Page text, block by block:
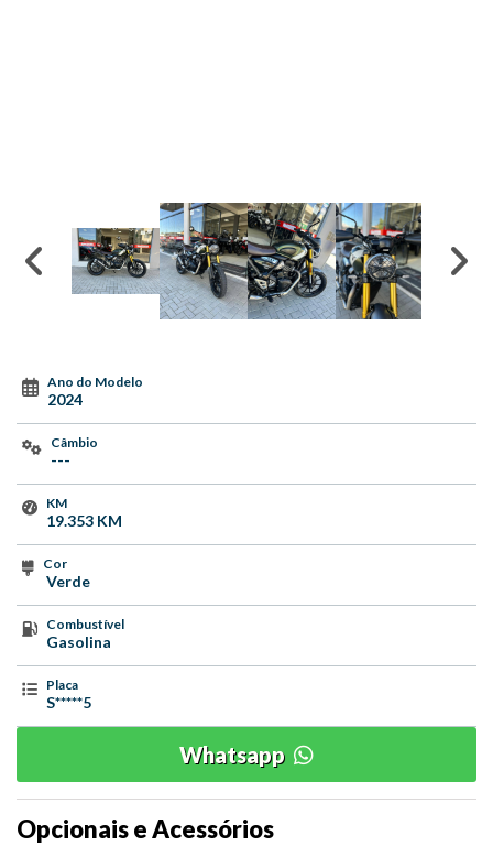
Ano do Modelo
2024
Câmbio
---
KM
19.353 KM
Cor
Verde
Combustível
Gasolina
Placa
S*****5
Whatsapp
Opcionais e Acessórios